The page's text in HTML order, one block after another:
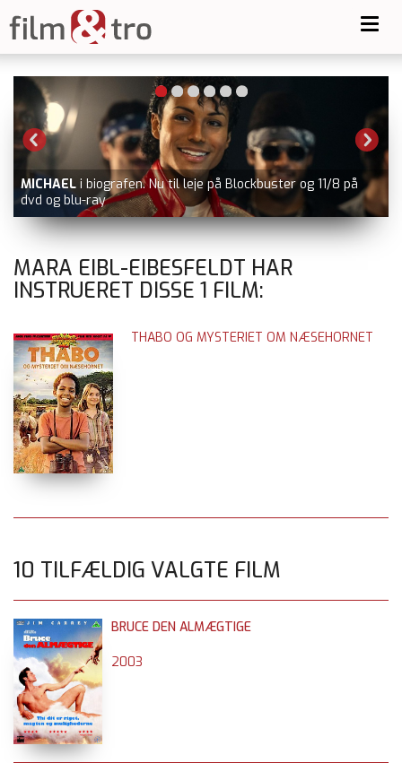
MICHAEL i biografen. Nu til leje på Blockbuster og 11/8 på
dvd og blu-ray
MARA EIBL-EIBESFELDT HAR
INSTRUERET DISSE 1 FILM:
THABO OG MYSTERIET OM NÆSEHORNET
10 TILFÆLDIG VALGTE FILM
BRUCE DEN ALMÆGTIGE
2003